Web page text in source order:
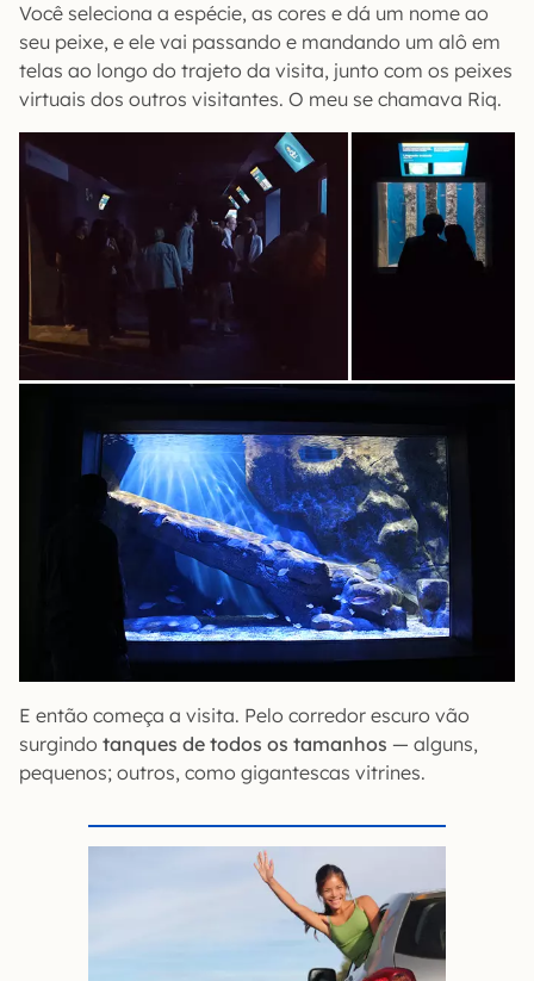
Você seleciona a espécie, as cores e dá um nome ao
seu peixe, e ele vai passando e mandando um alô em
telas ao longo do trajeto da visita, junto com os peixes
virtuais dos outros visitantes. O meu se chamava Riq.
E então começa a visita. Pelo corredor escuro vão
surgindo tanques de todos os tamanhos — alguns,
pequenos; outros, como gigantescas vitrines.